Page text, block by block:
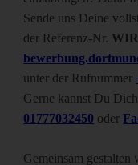
Sende uns Deine
der Referenz-Nr.
unter der Rufnummer
Gerne kannst Du
01777032450 oder
Gemeinsam